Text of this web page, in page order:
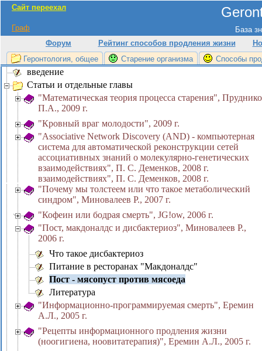
Сайт переехал
База
Граф
Форум
Рейтинг способов продления жизни
Геронтология, общее
Старение организма Способы
введение
Статьи и отдельные главы
"Математическая теория процесса старения",
П.А., 2009 г.
"Кровный враг молодости", 2009 г.
"Associative Network Discovery (AND) - компьютерная
система для автоматической реконструкции сетей
ассоциативных знаний о молекулярно-генетических
взаимодействиях", П. С. Деменков, 2008 г.
взаимодействиях", П. С. Деменков, 2008 г.
"Почему мы толстеем или что такое метаболический
синдром", Миновалеев Р., 2007 г.
"Кофеин или бодрая смерть", JG!ow, 2006 г.
"Пост, макдоналдс и дисбактериоз", Миновалеев Р.,
2006 г.
Что такое дисбактериоз
Питание в ресторанах "Макдоналдс"
Пост - мясопуст против мясоеда
Литература
"Информационно-программируемая смерть", Еремин
А.Л., 2005 г.
"Рецепты информационного продления жизни
(ноогигиена, ноовитатерапия)", Еремин А.Л., 2005 г.